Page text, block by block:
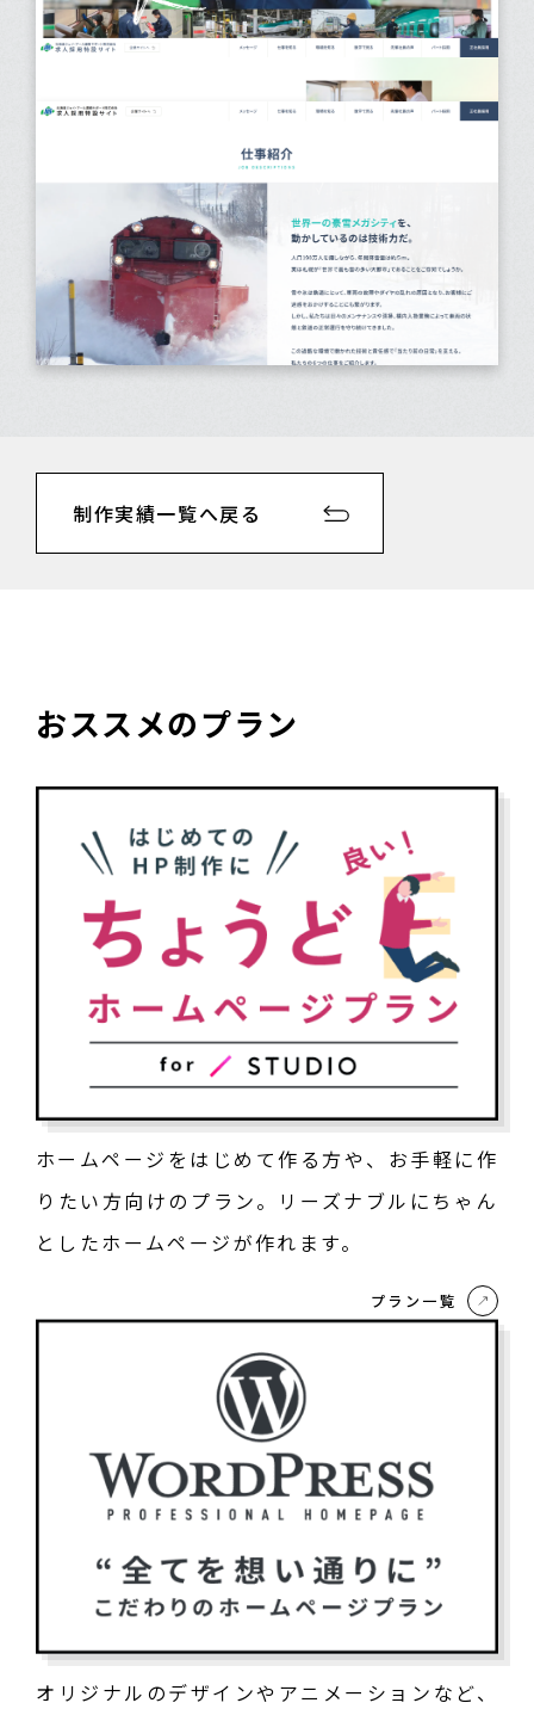
制作実績一覧へ戻る
おススメのプラン
ホームページをはじめて作る方や、お手軽に作
りたい方向けのプラン。リーズナブルにちゃん
としたホームページが作れます。
プラン一覧
オリジナルのデザインやアニメーションなど、